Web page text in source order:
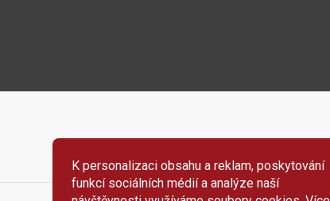
K personalizaci obsahu a reklam, poskytování
funkcí sociálních médií a analýze naší